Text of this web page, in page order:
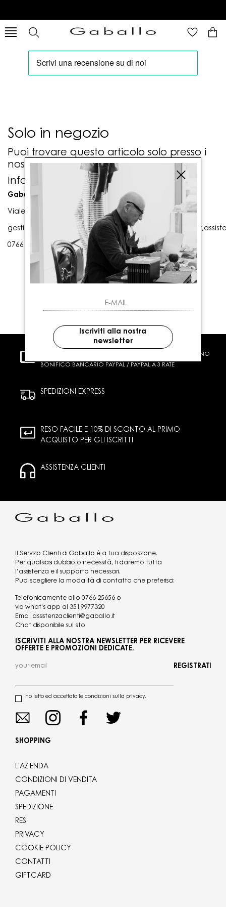
Solo in negozio
Puoi trovare questo articolo solo presso i
nostri punti vendita:
Info contatti
Gaballo Mario srl
Viale G. Matteotti n. 23 00053 Civitavecchia (RM)
0766 25656
CARTA DI CREDITO CONTRASSEGNO
BONIFICO BANCARIO PAYPAL / PAYPAL A 3 RATE
SPEDIZIONI EXPRESS
RESO FACILE E 10% DI SCONTO AL PRIMO
ACQUISTO PER GLI ISCRITTI
ASSISTENZA CLIENTI
Il Servizio Clienti di Gaballo è a tua disposizione.
Per qualsiasi dubbio o necessità, ti daremo tutta
l’assistenza e il supporto necessari.
Puoi scegliere la modalità di contatto che preferisci:
Telefonicamente allo 0766 25656 o
via what's app al 3519977320
Email assistenzaclienti@gaballo.it
Chat disponibile sul sito
ISCRIVITI ALLA NOSTRA NEWSLETTER PER RICEVERE
OFFERTE E PROMOZIONI DEDICATE.
ho letto ed accettato le condizioni sulla privacy.
REGISTRATI
SHOPPING
L'AZIENDA
CONDIZIONI DI VENDITA
PAGAMENTI
SPEDIZIONE
RESI
PRIVACY
COOKIE POLICY
CONTATTI
GIFTCARD
Iscriviti alla nostra
newsletter